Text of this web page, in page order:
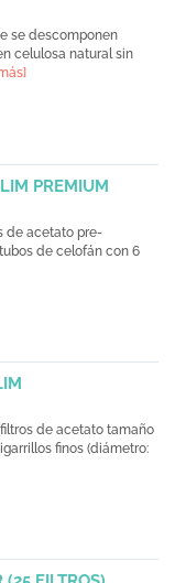
se descomponen
celulosa natural sin
PREMIUM
de acetato pre-
de celofán con 6
de acetato tamaño
finos (diámetro: